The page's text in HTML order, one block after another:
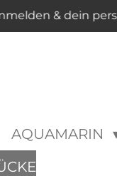
& dein
AQUAMARIN